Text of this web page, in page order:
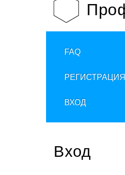
FAQ
РЕГИСТРАЦИЯ
ВХОД
Вход